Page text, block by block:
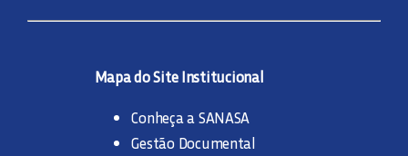
Mapa do Site Institucional
Conheça a SANASA
Gestão Documental